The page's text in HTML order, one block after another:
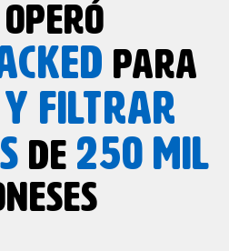
PARA
FILTRAR
DE 250 MIL